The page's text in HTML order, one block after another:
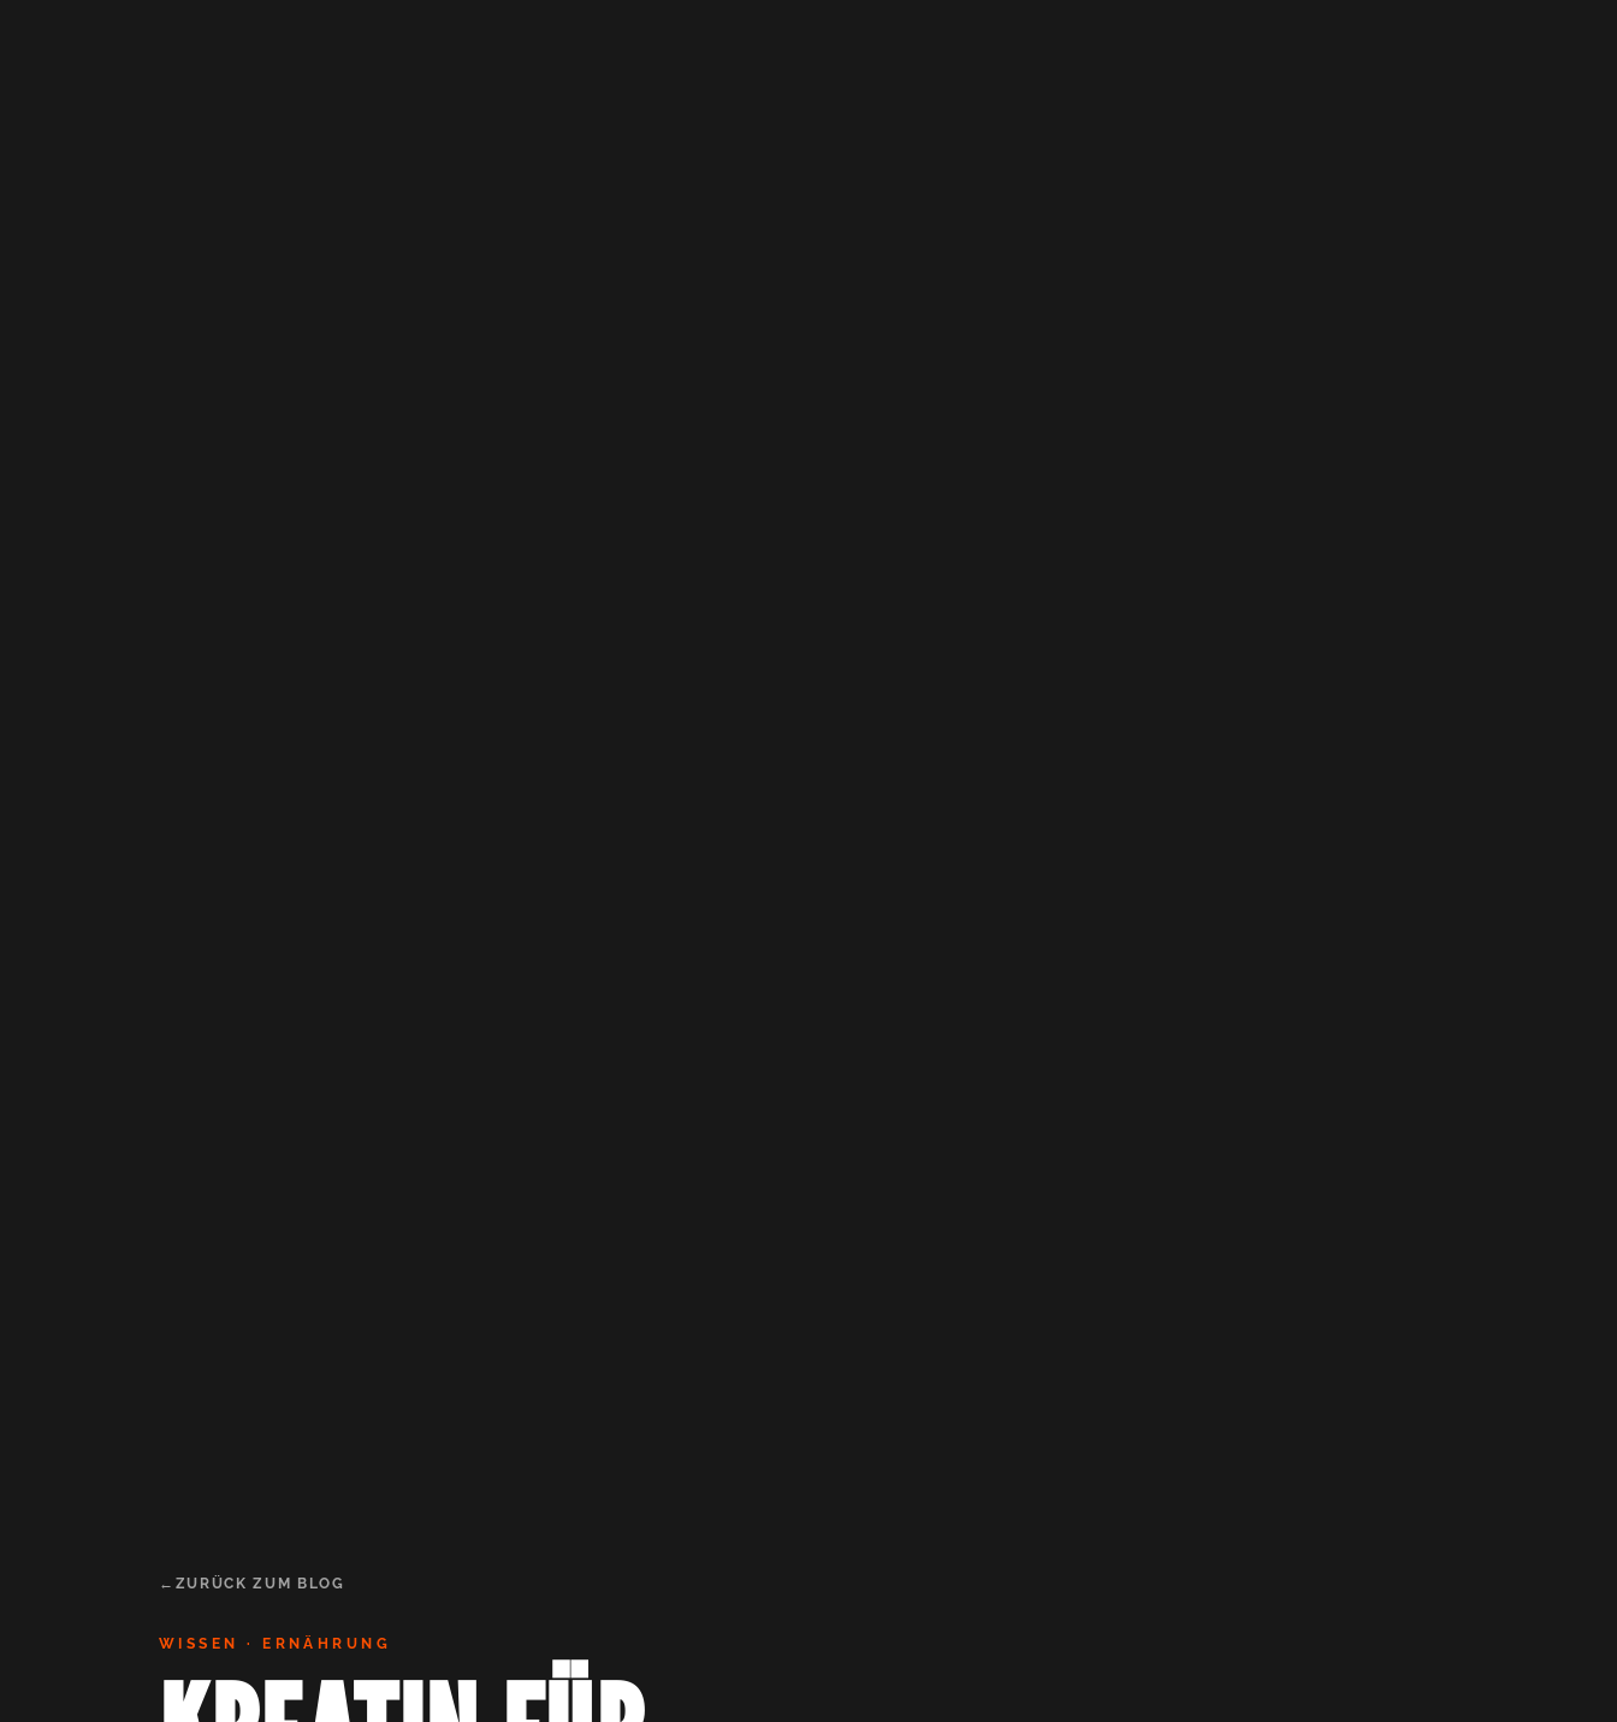
ZURÜCK ZUM BLOG
WISSEN · ERNÄHRUNG